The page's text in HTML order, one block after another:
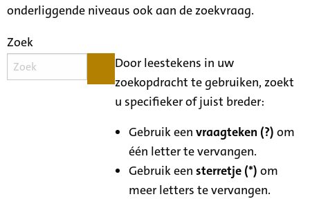
onderliggende niveaus ook aan de zoekvraag.
Zoek
Door leestekens in uw
zoekopdracht te gebruiken, zoekt
u specifieker of juist breder:
Gebruik eenvraagteken (?) om
één letter te vervangen.
Gebruik eensterretje (*) om
meer letters te vervangen.